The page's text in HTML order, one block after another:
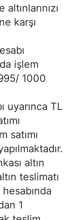
karşı
işlem
1000
uyarınca TL
satımı
altın
teslimatı
1